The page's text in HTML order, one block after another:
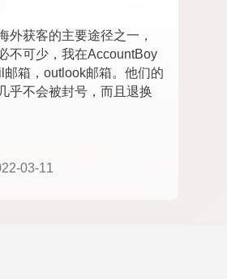
外获客的主要途径之一，
不可少，我在AccountBoy
邮箱，outlook邮箱。他们的
乎不会被封号，而且退换
03-11